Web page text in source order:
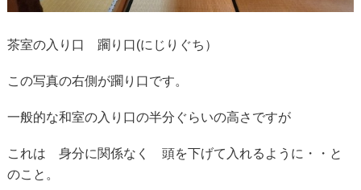
茶室の入り口 躙り口(にじりぐち）
この写真の右側が躙り口です。
一般的な和室の入り口の半分ぐらいの高さですが
これは 身分に関係なく 頭を下げて入れるように・・と
のこと。